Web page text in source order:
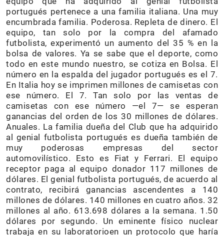
portugués pertenece a una familia italiana. Una muy
encumbrada familia. Poderosa. Repleta de dinero. El
equipo, tan solo por la compra del afamado
futbolista, experimentó un aumento del 35 % en la
bolsa de valores. Ya se sabe que el deporte, como
todo en este mundo nuestro, se cotiza en Bolsa. El
número en la espalda del jugador portugués es el 7.
En Italia hoy se imprimen millones de camisetas con
ese número. El 7. Tan solo por las ventas de
camisetas con ese número —el 7— se esperan
ganancias del orden de los 30 millones de dólares.
Anuales. La familia dueña del Club que ha adquirido
al genial futbolista portugués es dueña también de
muy poderosas empresas del sector
automovilístico. Esto es Fiat y Ferrari. El equipo
receptor paga al equipo donador 117 millones de
dólares. El genial futbolista portugués, de acuerdo al
contrato, recibirá ganancias ascendentes a 140
millones de dólares. 140 millones en cuatro años. 32
millones al año. 613.698 dólares a la semana. 1.50
dólares por segundo. Un eminente físico nuclear
trabaja en su laboratorioen un protocolo que haría